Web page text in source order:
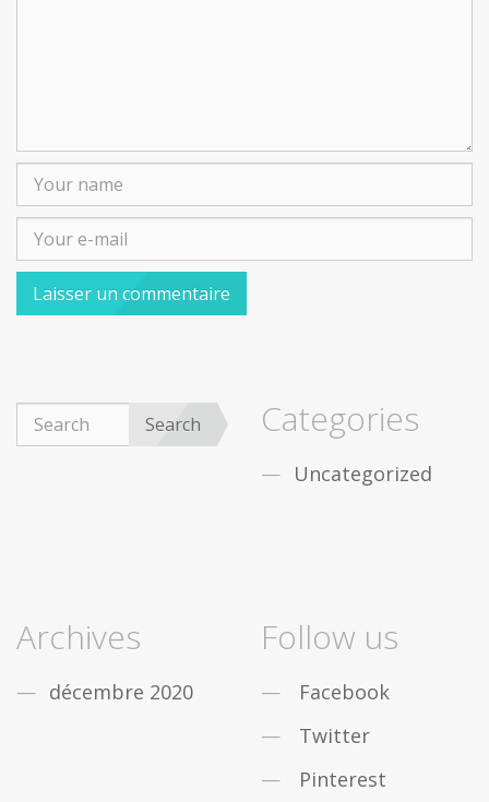
Search Categories
Uncategorized
Archives
décembre 2020
Follow us
Facebook
Twitter
Pinterest